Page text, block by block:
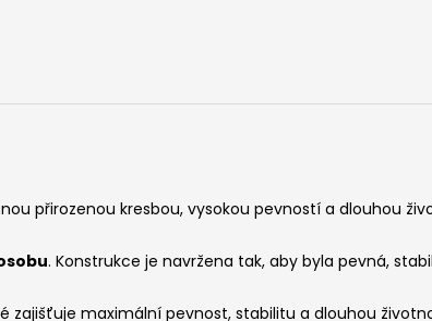
přirozenou kresbou, vysokou pevností a dlouhou
. Konstrukce je navržena tak, aby byla pevná,
zajišťuje maximální pevnost, stabilitu a dlouhou